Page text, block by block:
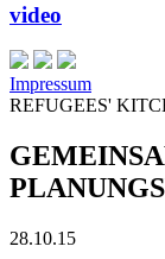
video
Impressum
REFUGEES'
28.10.15